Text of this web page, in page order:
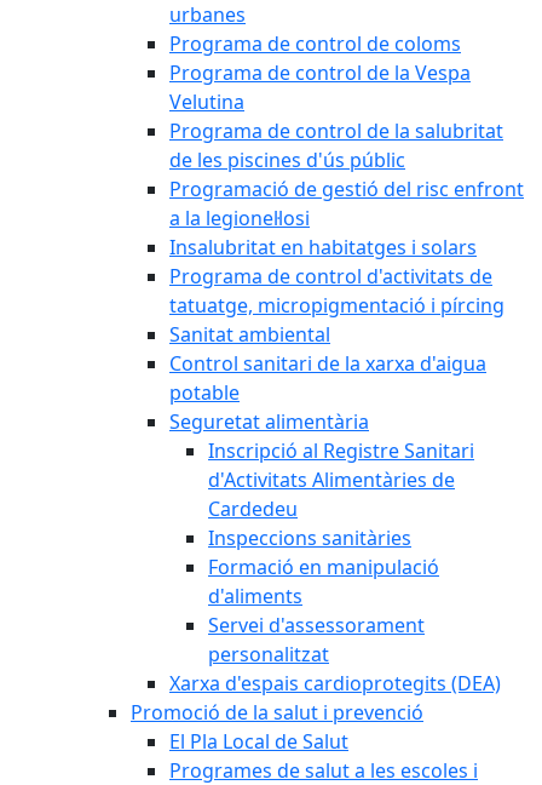
urbanes
Programa de control de coloms
Programa de control de la Vespa
Velutina
Programa de control de la salubritat
de les piscines d'ús públic
Programació de gestió del risc enfront
a la legionel·losi
Insalubritat en habitatges i solars
Programa de control d'activitats de
tatuatge, micropigmentació i pírcing
Sanitat ambiental
Control sanitari de la xarxa d'aigua
potable
Seguretat alimentària
Inscripció al Registre Sanitari
d'Activitats Alimentàries de
Cardedeu
Inspeccions sanitàries
Formació en manipulació
d'aliments
Servei d'assessorament
personalitzat
Xarxa d'espais cardioprotegits (DEA)
Promoció de la salut i prevenció
El Pla Local de Salut
Programes de salut a les escoles i